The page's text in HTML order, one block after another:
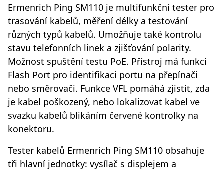
Ermenrich Ping SM110 je multifunkční tester pro
trasování kabelů, měření délky a testování
různých typů kabelů. Umožňuje také kontrolu
stavu telefonních linek a zjišťování polarity.
Možnost spuštění testu PoE. Přístroj má funkci
Flash Port pro identifikaci portu na přepínači
nebo směrovači. Funkce VFL pomáhá zjistit, zda
je kabel poškozený, nebo lokalizovat kabel ve
svazku kabelů blikáním červené kontrolky na
konektoru.
Tester kabelů Ermenrich Ping SM110 obsahuje
tři hlavní jednotky: vysílač s displejem a